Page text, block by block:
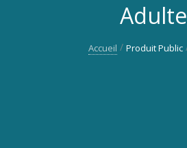
Adulte
Accueil Produit Public